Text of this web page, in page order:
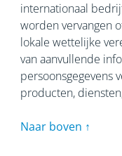
internationaal
worden vervangen
lokale wettelijke
van aanvullende
persoonsgegevens
producten,
Naar boven ↑